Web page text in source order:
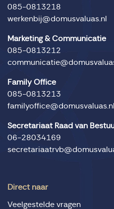
085-0813218
werkenbij@domusvaluas.nl
Marketing & Communicatie
085-0813212
Family Office
085-0813213
familyoffice@domusvaluas.nl
Secretariaat Raad van
06-28034169
Direct naar
Veelgestelde vragen